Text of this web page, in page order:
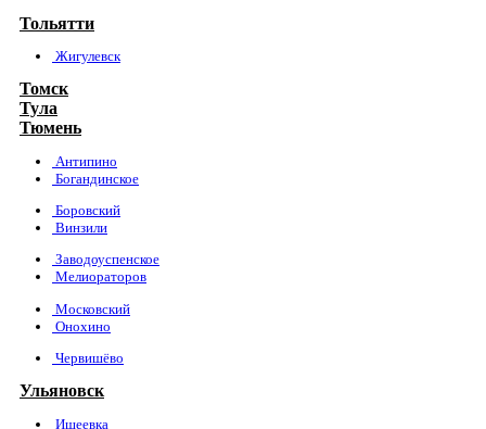
Тольятти
Жигулевск
Томск
Тула
Тюмень
Антипино
Богандинское
Боровский
Винзили
Заводоуспенское
Мелиораторов
Московский
Онохино
Червишёво
Ульяновск
Ишеевка